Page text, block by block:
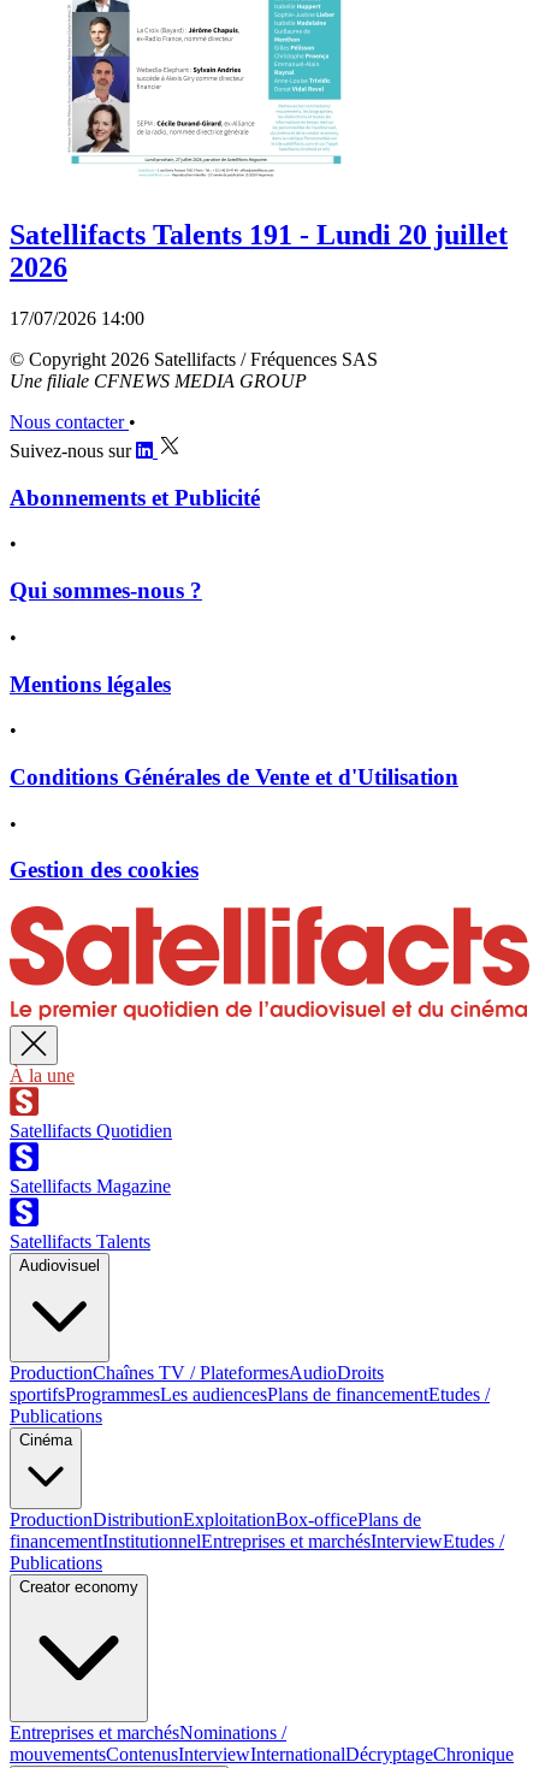
Satellifacts Talents 191 - Lundi 20 juillet
2026
17/07/2026 14:00
© Copyright 2026 Satellifacts / Fréquences SAS
Une filiale CFNEWS MEDIA GROUP
Nous contacter •
Suivez-nous sur
Abonnements et Publicité
•
Qui sommes-nous ?
•
Mentions légales
•
Conditions Générales de Vente et d'Utilisation
•
Gestion des cookies
À la une
Satellifacts Quotidien
Satellifacts Magazine
Satellifacts Talents
Audiovisuel
ProductionChaînes TV / PlateformesAudioDroits
sportifsProgrammesLes audiencesPlans de financementEtudes /
Publications
Cinéma
ProductionDistributionExploitationBox-officePlans de
financementInstitutionnelEntreprises et marchésInterviewEtudes /
Publications
Creator economy
Entreprises et marchésNominations /
mouvementsContenusInterviewInternationalDécryptageChronique